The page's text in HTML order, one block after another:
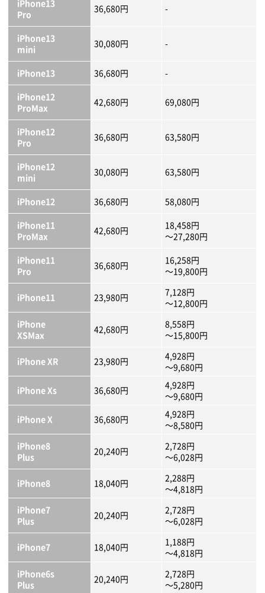
iPhone13
Pro
36,680円 -
iPhone13
mini
30,080円 -
iPhone13 36,680円
-
iPhone12
ProMax
42,680円 69,080円
iPhone12
Pro
36,680円 63,580円
iPhone12
mini
30,080円 63,580円
iPhone12 36,680円
58,080円
iPhone11
ProMax
42,680円
18,458円
～27,280円
iPhone11
Pro
36,680円
16,258円
～19,800円
iPhone11 23,980円
7,128円
～12,800円
iPhone
XSMax
42,680円
8,558円
～15,800円
iPhone XR 23,980円
4,928円
～9,680円
iPhone Xs
36,680円
4,928円
～9,680円
iPhone X
36,680円
4,928円
～8,580円
iPhone8
Plus
20,240円
2,728円
～6,028円
iPhone8 18,040円
2,288円
～4,818円
iPhone7
Plus
20,240円
2,728円
～6,028円
iPhone7 18,040円
1,188円
～4,818円
iPhone6s
Plus
20,240円
2,728円
～5,280円